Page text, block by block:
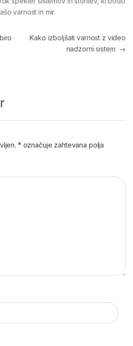
varnost in mir.
Kako izboljšati varnost z video
nadzorni sistem →
* označuje zahtevana polja